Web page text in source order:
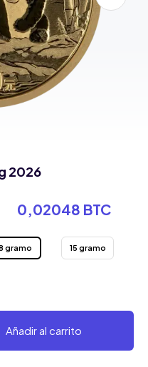
2026
0,02048 BTC
gramo 15 gramo
Añadir al carrito